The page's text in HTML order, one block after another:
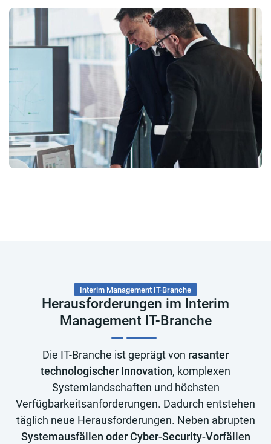
Interim Management IT-Branche
Herausforderungen im Interim
Management IT-Branche
Die IT-Branche ist geprägt von rasanter
technologischer Innovation, komplexen
Systemlandschaften und höchsten
Verfügbarkeitsanforderungen. Dadurch entstehen
täglich neue Herausforderungen. Neben abrupten
Systemausfällen oder Cyber-Security-Vorfällen